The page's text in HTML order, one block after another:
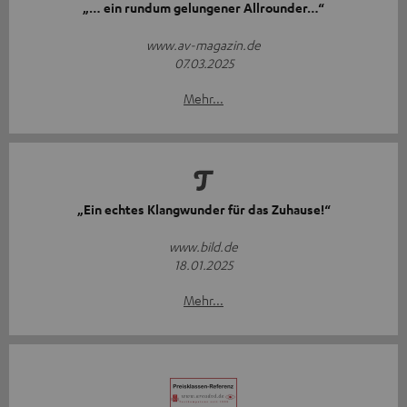
„… ein rundum gelungener Allrounder…“
www.av-magazin.de
07.03.2025
Mehr...
„Ein echtes Klangwunder für das Zuhause!“
www.bild.de
18.01.2025
Mehr...